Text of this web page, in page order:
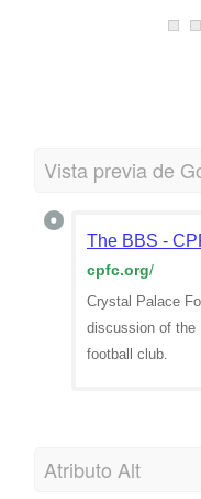
Vista previa de
The BBS -
cpfc.org/
Crystal Palace
discussion of the
football club.
Atributo Alt